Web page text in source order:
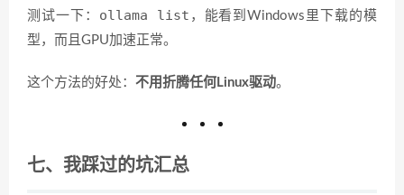
测试一下： ollama list ，能看到Windows里下载的模
型，而且GPU加速正常。
这个方法的好处： 不用折腾任何Linux驱动。
七、我踩过的坑汇总